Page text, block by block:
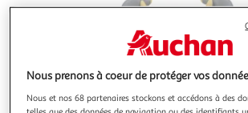
rubrique
Nous prenons à coeur de protéger vos
Nous et nos 68 partenaires stockons et accédons à des